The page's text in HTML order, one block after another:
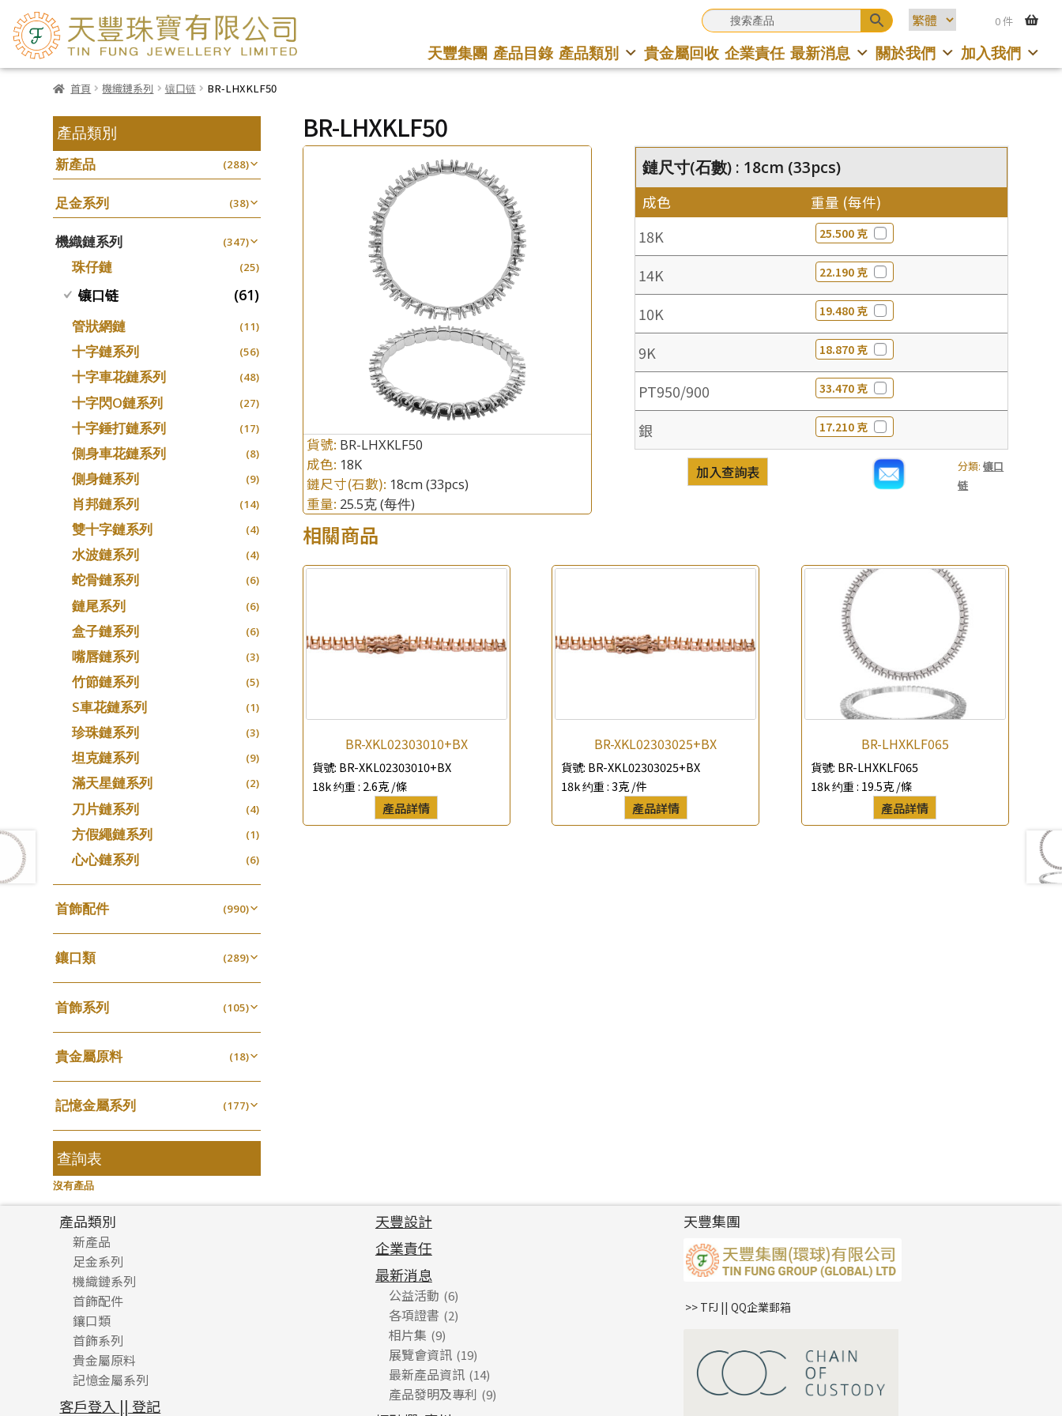
0 件
天豐集團 產品目錄 產品類別 貴金屬回收 企業責任 最新消息 關於我們 加入我們
首頁 機織鏈系列 镶口链 BR-LHXKLF50
BR-LHXKLF50
產品查詢 ×
公司名稱
查詢以下產品
貨號: BR-LHXKLF50
成色: 18K
鏈尺寸(石數): 18cm (33pcs)
重量: 25.5克(每件)
鏈尺寸(石數) : 18cm (33pcs)
成色 重量 (每件)
18K 25.500 克
14K 22.190 克
10K 19.480 克
9K 18.870 克
PT950/900 33.470 克
銀 17.210 克
分類:镶口
链
加入查詢表
相關商品
BR-XKL02303010+BX
貨號: BR-XKL02303010+BX
18k 约重 : 2.6克 /條
產品詳情
BR-XKL02303025+BX
貨號: BR-XKL02303025+BX
18k 约重 :3克 /件
產品詳情
BR-LHXKLF065
貨號: BR-LHXKLF065
18k 约重 : 19.5克 /條
產品詳情
產品類別
新產品 (288)
足金系列 (38)
機織鏈系列 (347)
珠仔鏈 (25)
镶口链 (61)
管狀網鏈 (11)
十字鏈系列 (56)
十字車花鏈系列 (48)
十字閃O鏈系列 (27)
十字錘打鏈系列 (17)
側身車花鏈系列 (8)
側身鏈系列 (9)
肖邦鏈系列 (14)
雙十字鏈系列 (4)
水波鏈系列 (4)
蛇骨鏈系列 (6)
鏈尾系列 (6)
盒子鏈系列 (6)
嘴唇鏈系列 (3)
竹節鏈系列 (5)
S車花鏈系列 (1)
珍珠鏈系列 (3)
坦克鏈系列 (9)
滿天星鏈系列 (2)
刀片鏈系列 (4)
方假繩鏈系列 (1)
心心鏈系列 (6)
首飾配件 (990)
耳環類配件 (341)
卷迫系列 (13)
螺絲迫系列 (15)
梅花迫系列 (19)
平臺迫系列 (74)
綫拍系列 (42)
美拍系列 (16)
耳針系列 (6)
耳環扣系列
耳綫/耳鈎系列
耳環爪頭
耳環
鏈類配件
調節珠系列
生圈扣系列
鴨俐制系列
字母吊墜
相盒吊墜 (11)
生肖吊墜
管扣系列
星座吊墜
水泡扣
珠扣
其他類配件 (161)
珠盤系列 (16)
袖口鈕系列 (7)
焊片及鐳射綫 (2)
空心車花管 (19)
其他 (104)
無孔光身珠 (7)
無孔批花珠
空心批花珠 (22)
鑲口類 (289)
四爪頭系列 (20)
六爪頭系列 (41)
車花片 (35)
動感車花片 (20)
鑲口戒指 (16)
鑲口手鏈系列 (146)
首飾系列 (105)
手镯系列 (8)
戒指系列 (8)
空心耳環 (27)
空心车花管首饰链 (15)
空心手鐲系列 (8)
牛仔鏈
貴金屬原料 (18)
千足金 (18)
記憶金屬系列 (177)
記憶戒指 (30)
拉簧珠珠手鏈
記憶鈦手鐲
查詢表
沒有產品
*你的名字
公司名稱
產品類別
新產品
足金系列
足金配件
機織鏈系列
珠仔鏈
镶口链
管狀網鏈
十字車花鏈系列
十字閃O鏈系列
十字錘打鏈系列
首飾配件
耳環類配件
卷迫系列
螺絲迫系列
梅花迫系列
平臺迫系列
鏈類配件
動感車花吊墜
調節珠系列
生圈扣系列
其他類配件
珠盤系列
袖口鈕系列
珠類配件
無孔光身珠
鑲口類
四爪頭系列
六爪頭系列
車花片
動感車花片
首飾系列
手镯系列
戒指系列
空心耳環
貴金屬原料
千足金
記憶金屬系列
記憶戒指
客戶登入 || 登記
天豐設計
企業責任
最新消息
公益活動 (6)
各項證書 (2)
相片集 (9)
展覽會資訊 (19)
最新產品資訊 (14)
產品發明及專利 (9)
天豐集團
>> TFJ || QQ企業郵箱